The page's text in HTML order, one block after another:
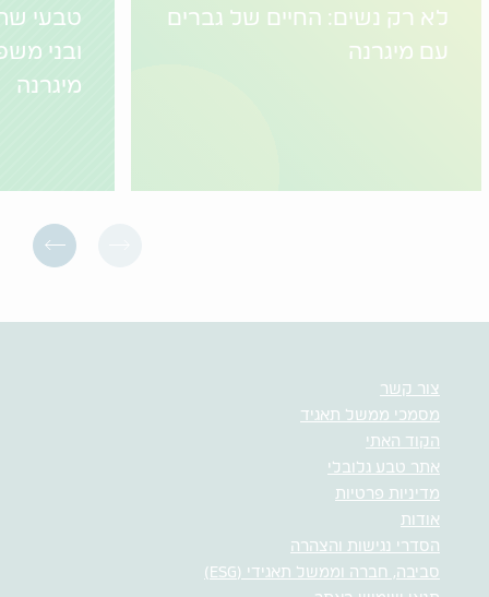
לא רק נשים: החיים של גברים
עם מיגרנה
טבעי
ובני
מיגרנה
צור קשר
מסמכי ממשל תאגיד
הקוד האתי
אתר טבע גלובלי
מדיניות פרטיות
אודות
הסדרי נגישות והצהרה
סביבה, חברה וממשל תאגידי (ESG)